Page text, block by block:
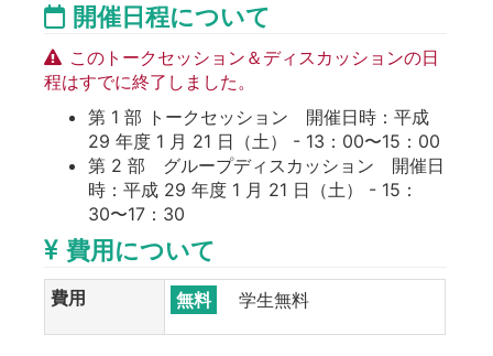
開催日程について
このトークセッション＆ディスカッションの日
程はすでに終了しました。
第 1 部 トークセッション 開催日時：平成
29 年度 1 月 21 日（土） - 13：00〜15：00
第 2 部 グループディスカッション 開催日
時：平成 29 年度 1 月 21 日（土） - 15：
30〜17：30
費用について
費用 無料 学生無料